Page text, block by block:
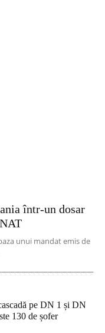
într-un dosar
unui mandat emis de
pe DN 1 și DN
130 de șofer